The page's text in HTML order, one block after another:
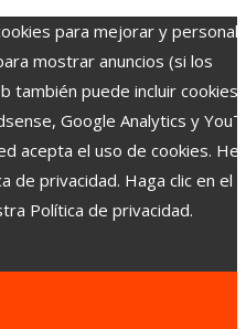
para mejorar y
mostrar anuncios (si los
también puede incluir cookies
Google Analytics y
acepta el uso de cookies.
de privacidad. Haga clic en el
Política de privacidad.